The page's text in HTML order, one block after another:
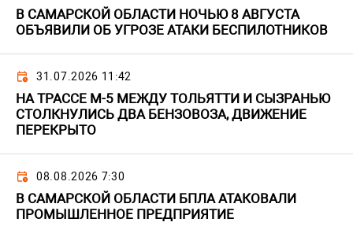
В САМАРСКОЙ ОБЛАСТИ НОЧЬЮ 8 АВГУСТА
ОБЪЯВИЛИ ОБ УГРОЗЕ АТАКИ БЕСПИЛОТНИКОВ
31.07.2026 11:42
НА ТРАССЕ М-5 МЕЖДУ ТОЛЬЯТТИ И СЫЗРАНЬЮ
СТОЛКНУЛИСЬ ДВА БЕНЗОВОЗА, ДВИЖЕНИЕ
ПЕРЕКРЫТО
08.08.2026 7:30
В САМАРСКОЙ ОБЛАСТИ БПЛА АТАКОВАЛИ
ПРОМЫШЛЕННОЕ ПРЕДПРИЯТИЕ